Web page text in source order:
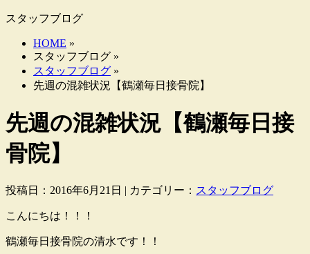
スタッフブログ
HOME »
スタッフブログ »
スタッフブログ »
先週の混雑状況【鶴瀬毎日接骨院】
先週の混雑状況【鶴瀬毎日接
骨院】
投稿日：2016年6月21日 | カテゴリー： スタッフブログ
こんにちは！！！
鶴瀬毎日接骨院の清水です！！